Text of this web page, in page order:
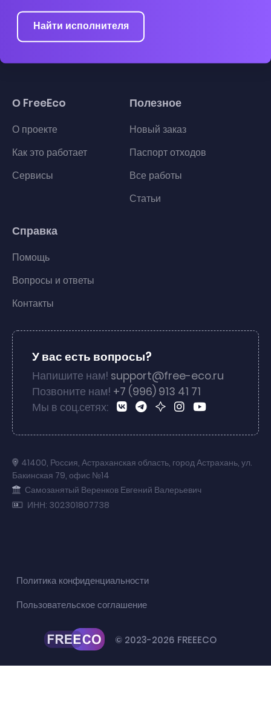
Найти исполнителя
О FreeEco
О проекте
Как это работает
Сервисы
Полезное
Новый заказ
Паспорт отходов
Все работы
Статьи
Справка
Помощь
Вопросы и ответы
Контакты
У вас есть вопросы?
Напишите нам! support@free-eco.ru
Позвоните нам! +7 (996) 913 41 71
Мы в соц.сетях:
41400, Россия, Астраханская область, город Астрахань, ул.
Бакинская 79, офис №14
Самозанятый Веренков Евгений Валерьевич
ИНН: 302301807738
© 2023-2026 FREEECO
Политика конфиденциальности
Пользовательское соглашение